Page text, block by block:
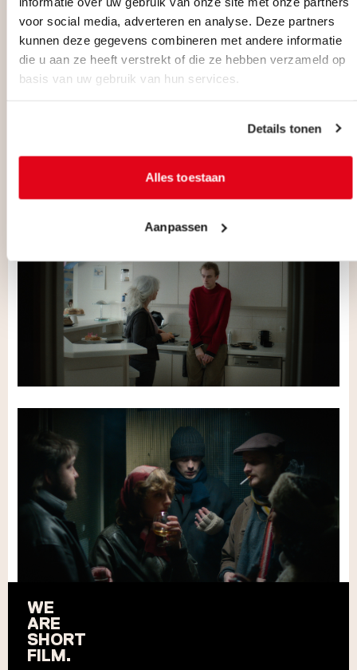
voor social media, adverteren en analyse. Deze partners
kunnen deze gegevens combineren met andere informatie
die u aan ze heeft verstrekt of die ze hebben verzameld op
basis van uw gebruik van hun services.
Details tonen
Alles toestaan
Aanpassen
WE
ARE
SHORT
FILM.